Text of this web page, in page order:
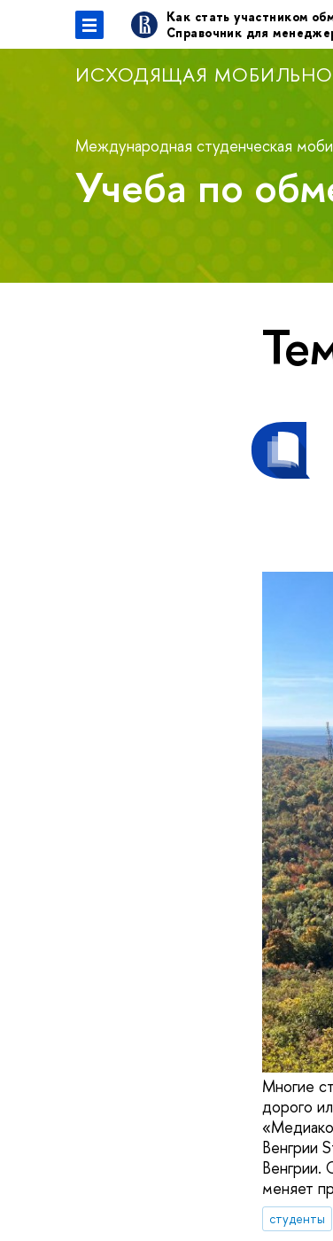
Как стать участником
Справочник для
ИСХОДЯЩАЯ
Международная студенческая
Учеба по
Многие
дорого
Венгрии
Венгрии.
меняет
студенты